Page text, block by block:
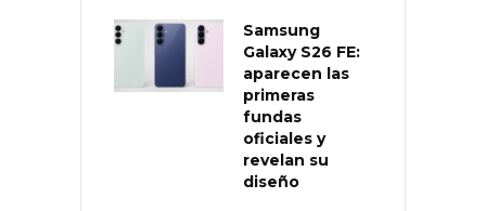
Samsung
Galaxy S26 FE:
aparecen las
primeras
fundas
oficiales y
revelan su
diseño